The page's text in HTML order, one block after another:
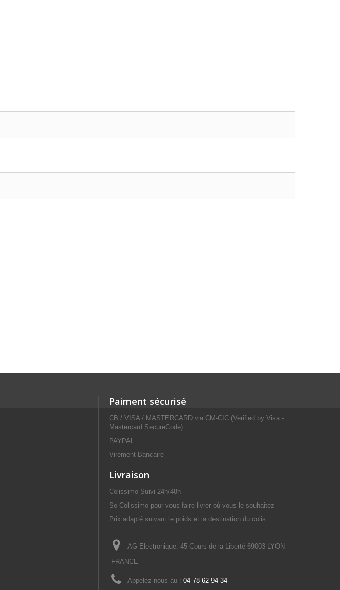
Paiment sécurisé
CB / VISA / MASTERCARD via CM-CIC (Verified by Visa -
Mastercard SecureCode)
PAYPAL
Virement Bancaire
Livraison
Colissimo Suivi 24h/48h
So Colissimo pour vous faire livrer où vous le souhaitez
Prix adapté suivant le poids et la destination du colis
AG Electronique, 45 Cours de la Liberté 69003 LYON
FRANCE
Appelez-nous au : 04 78 62 94 34